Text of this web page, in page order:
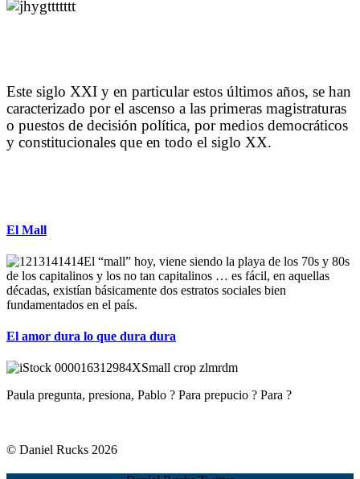
Este siglo XXI y en particular estos últimos años, se han
caracterizado por el ascenso a las primeras magistraturas
o puestos de decisión política, por medios democráticos
y constitucionales que en todo el siglo XX.
El Mall
El “mall” hoy, viene siendo la playa de los 70s y 80s
de los capitalinos y los no tan capitalinos … es fácil, en aquellas
décadas, existían básicamente dos estratos sociales bien
fundamentados en el país.
El amor dura lo que dura dura
Paula pregunta, presiona, Pablo ? Para prepucio ? Para ?
© Daniel Rucks 2026